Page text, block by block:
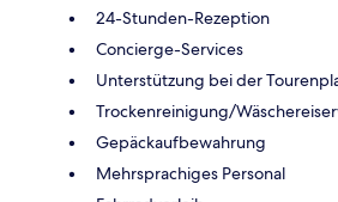
24-Stunden-Rezeption
Concierge-Services
Unterstützung bei der
Trockenreinigung/
Gepäckaufbewahrung
Mehrsprachiges Personal